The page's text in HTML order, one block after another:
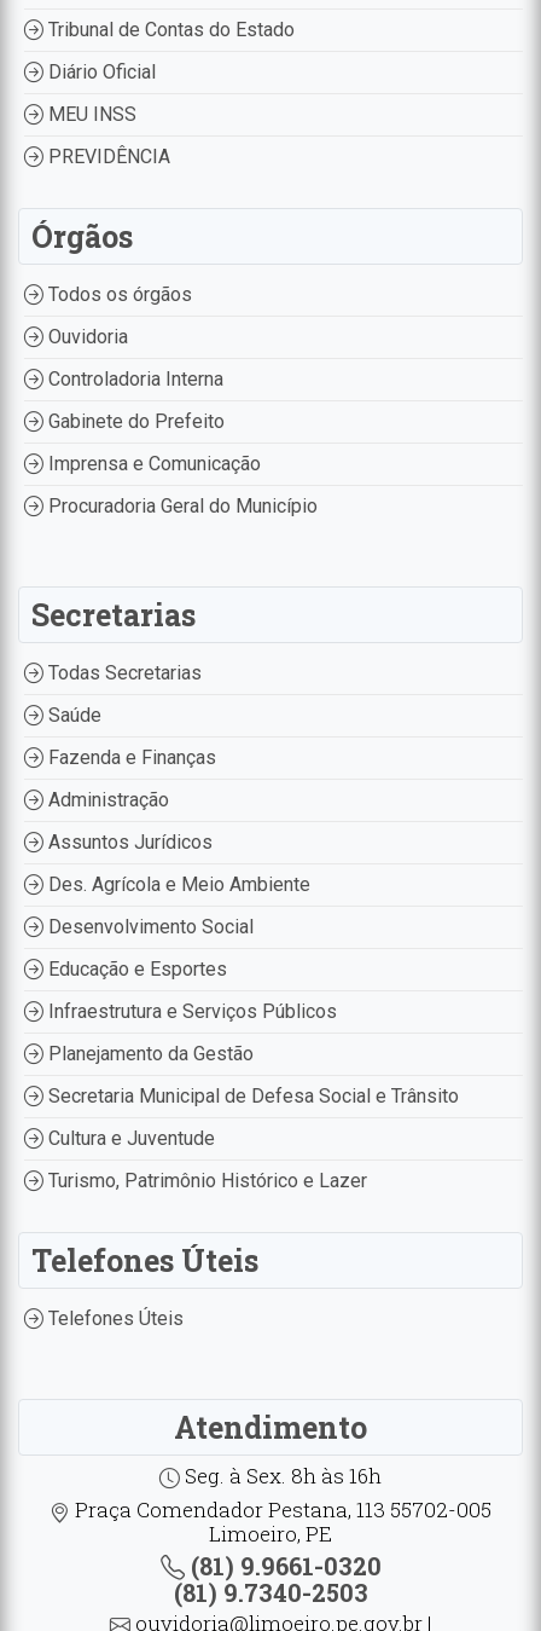
Tribunal de Contas do Estado
Diário Oficial
MEU INSS
PREVIDÊNCIA
Órgãos
Todos os órgãos
Ouvidoria
Controladoria Interna
Gabinete do Prefeito
Imprensa e Comunicação
Procuradoria Geral do Município
Secretarias
Todas Secretarias
Saúde
Fazenda e Finanças
Administração
Assuntos Jurídicos
Des. Agrícola e Meio Ambiente
Desenvolvimento Social
Educação e Esportes
Infraestrutura e Serviços Públicos
Planejamento da Gestão
Secretaria Municipal de Defesa Social e Trânsito
Cultura e Juventude
Turismo, Patrimônio Histórico e Lazer
Telefones Úteis
Telefones Úteis
Atendimento
Seg. à Sex. 8h às 16h
Praça Comendador Pestana, 113 55702-005
Limoeiro, PE
(81) 9.9661-0320
(81) 9.7340-2503
ouvidoria@limoeiro.pe.gov.br |